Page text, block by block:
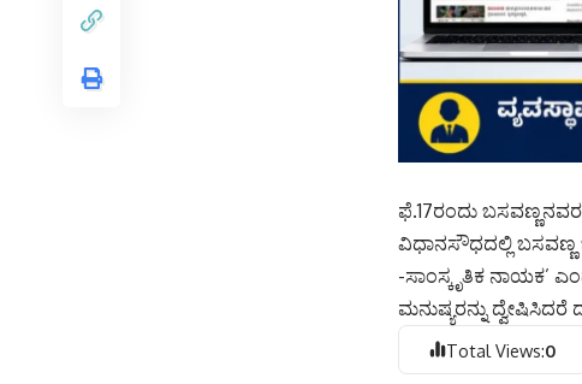
ಫೆ.17ರಂದು
ವಿಧಾನಸೌಧದಲ್ಲಿ ಬಸವಣ್ಣ
-ಸಾಂಸ್ಕೃತಿಕ ನಾಯಕ’
ಮನುಷ್ಯರನ್ನು ದ್ವೇಷಿಸಿದರೆ
Total Views:0